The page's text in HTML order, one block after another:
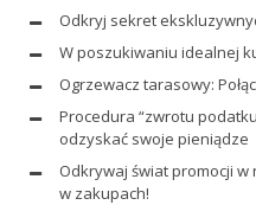
Odkryj sekret
W poszukiwaniu idealnej
Ogrzewacz tarasowy:
Procedura “zwrotu
odzyskać swoje pieniądze
Odkrywaj świat promocji w
w zakupach!